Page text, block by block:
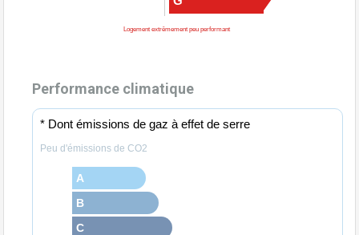
Logement extrêmement peu performant
Performance climatique
* Dont émissions de gaz à effet de serre
Peu d'émissions de CO2
A
B
C